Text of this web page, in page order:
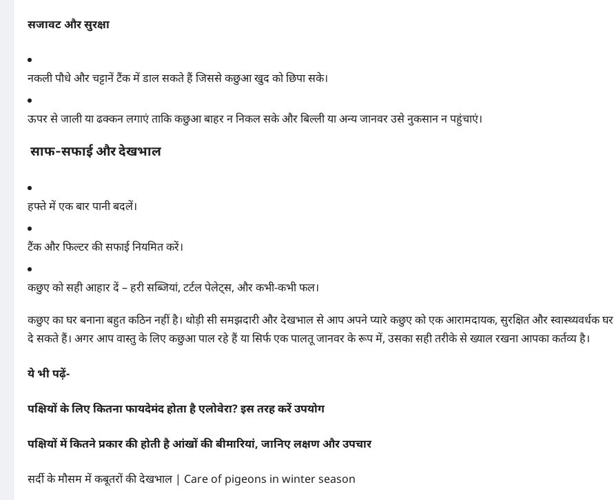
सजावट और सुरक्षा
नकली पौधे और चट्टानें टैंक में डाल सकते हैं जिससे कछुआ खुद को छिपा सके।
ऊपर से जाली या ढक्कन लगाएं ताकि कछुआ बाहर न निकल सके और बिल्ली या अन्य जानवर उसे नुकसान न पहुंचाएं।
साफ-सफाई और देखभाल
हफ्ते में एक बार पानी बदलें।
टैंक और फिल्टर की सफाई नियमित करें।
कछुए को सही आहार दें – हरी सब्जियां, टर्टल पेलेट्स, और कभी-कभी फल।
कछुए का घर बनाना बहुत कठिन नहीं है। थोड़ी सी समझदारी और देखभाल से आप अपने प्यारे कछुए को एक आरामदायक, सुरक्षित और स्वास्थ्यवर्धक घर
दे सकते हैं। अगर आप वास्तु के लिए कछुआ पाल रहे हैं या सिर्फ एक पालतू जानवर के रूप में, उसका सही तरीके से ख्याल रखना आपका कर्तव्य है।
ये भी पढ़ें-
पक्षियों के लिए कितना फायदेमंद होता है एलोवेरा? इस तरह करें उपयोग
पक्षियों में कितने प्रकार की होती है आंखों की बीमारियां, जानिए लक्षण और उपचार
सर्दी के मौसम में कबूतरों की देखभाल | Care of pigeons in winter season